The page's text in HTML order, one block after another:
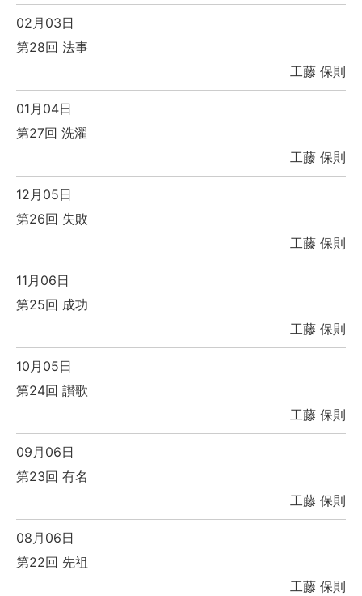
02月03日
第28回 法事
工藤 保則
01月04日
第27回 洗濯
工藤 保則
12月05日
第26回 失敗
工藤 保則
11月06日
第25回 成功
工藤 保則
10月05日
第24回 讃歌
工藤 保則
09月06日
第23回 有名
工藤 保則
08月06日
第22回 先祖
工藤 保則